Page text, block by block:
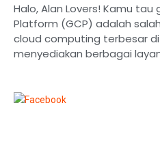
Halo, Alan Lovers! Kamu
Platform (GCP) adalah
cloud computing terbesar di
menyediakan berbagai